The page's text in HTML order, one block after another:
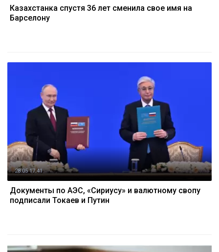
Казахстанка спустя 36 лет сменила свое имя на
Барселону
28.05 17:41
Документы по АЭС, «Сириусу» и валютному свопу
подписали Токаев и Путин